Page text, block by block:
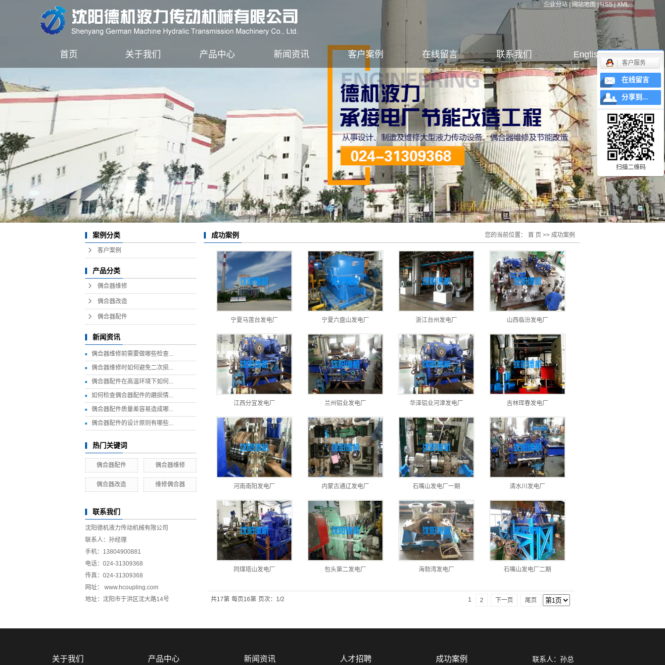
企业分站 |网站地图 |RSS|XML
首页 关于我们 产品中心 新闻资讯 客户案例 在线留言 联系我们 English
案例分类
客户案例
产品分类
偶合器维修
偶合器改造
偶合器配件
新闻资讯
偶合器维修前需要做哪些检查...
偶合器维修时如何避免二次损...
偶合器配件在高温环境下如何...
如何检查偶合器配件的磨损情...
偶合器配件质量差容易造成哪...
偶合器配件的设计原则有哪些...
热门关键词
偶合器配件 偶合器维修
偶合器改造 维修偶合器
联系我们
沈阳德机液力传动机械有限公司
联系人：孙经理
手机：13804900881
电话：024-31309368
传真：024-31309368
网址： www.hcoupling.com
地址：沈阳市于洪区沈大路14号
成功案例 您的当前位置： 首 页 >> 成功案例
宁夏马莲台发电厂 宁夏六盘山发电厂 浙江台州发电厂 山西临汾发电厂
江西分宜发电厂 兰州铝业发电厂 华泽铝业河津发电厂 吉林珲春发电厂
河南南阳发电厂 内蒙古通辽发电厂 石嘴山发电厂一期 清水川发电厂
同煤塔山发电厂 包头第二发电厂 海勃湾发电厂 石嘴山发电厂二期
共17第 每页16第 页次：1/2 1 2 下一页 尾页
关于我们 产品中心 新闻资讯 人才招聘 成功案例 联系人：孙总
客户服务
在线留言
分享到...
扫描二维码